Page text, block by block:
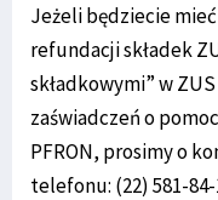
Jeżeli będziecie
refundacji składek
składkowymi” w
zaświadczeń o
PFRON, prosimy o
telefonu: (22) 581-